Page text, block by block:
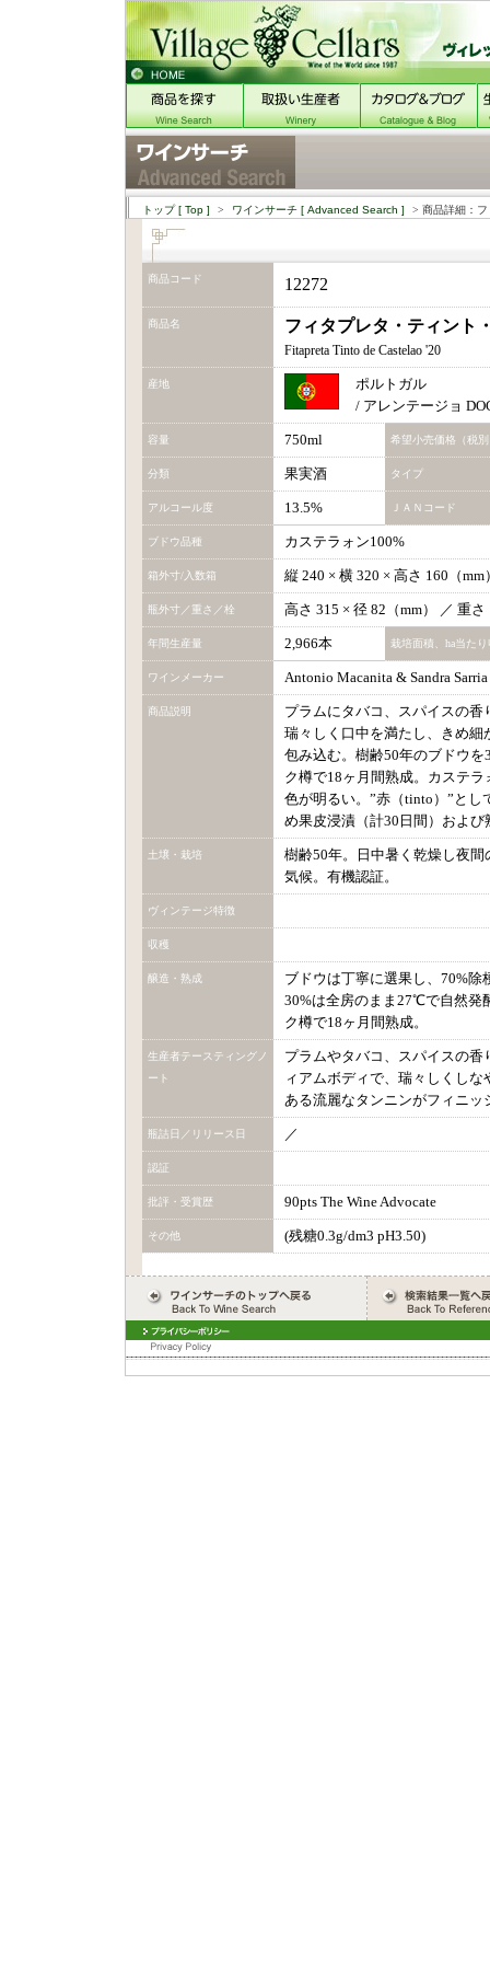
トップ[ Top ] > ワインサーチ [ Advanced Search ] > 商品詳細：
商品コード 12272
商品名 フィタプレタ・ティント
Fitapreta Tinto de Castelao '20
産地
ポルトガル
/ アレンテージョ
容量 750ml 希望小売価格（税
分類 果実酒 タイプ
アルコール度 13.5% ＪＡＮコード
ブドウ品種 カステラォン100%
箱外寸/入数箱 縦 240 × 横 320 × 高さ 160（mm
瓶外寸／重さ／栓 高さ 315 × 径 82（mm） ／ 重
年間生産量 2,966本 栽培面積、ha当た
ワインメーカー Antonio Macanita & Sandra Sarria
商品説明
プラムにタバコ、スパイスの
瑞々しく口中を満たし、きめ
包み込む。樹齢50年のブドウ
ク樽で18ヶ月間熟成。カステ
色が明るい。”赤（tinto）”と
め果皮浸漬（計30日間）およ
土壌・栽培
樹齢50年。日中暑く乾燥し夜
気候。有機認証。
ヴィンテージ特徴
収穫
醸造・熟成
ブドウは丁寧に選果し、70%
30%は全房のまま27℃で自然発
ク樽で18ヶ月間熟成。
生産者テースティングノ
ート
プラムやタバコ、スパイスの
ィアムボディで、瑞々しくし
ある流麗なタンニンがフィニ
瓶詰日／リリース日 ／
認証
批評・受賞歴 90pts The Wine Advocate
その他 (残糖0.3g/dm3 pH3.50)